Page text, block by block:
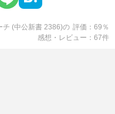
チ (中公新書 2386)の 評価 69 ％
感想・レビュー
67件